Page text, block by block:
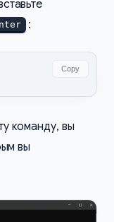
:
Copy
команду, вы
вы